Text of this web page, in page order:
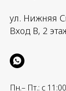
ул. Нижняя
Вход B, 2
Пн.– Пт.: с